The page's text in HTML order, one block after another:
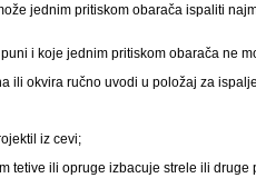
jednim pritiskom obarača ispaliti
i koje jednim pritiskom obarača ne
ili okvira ručno uvodi u položaj za
iz cevi;
tetive ili opruge izbacuje strele ili druge